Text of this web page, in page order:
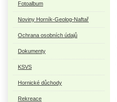
Fotoalbum
Noviny Horník-Geolog-Naftař
Ochrana osobních údajů
Dokumenty
KSVS
Hornické důchody
Rekreace